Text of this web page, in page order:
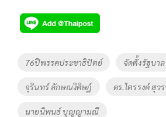
e
b
o
o
k
tt
er
p
y
Li
n
k
Tags
76ปีพรรคประชาธิปัตย์ จัดตั้งรัฐบาล
จุรินทร์ ลักษณงิศิษฏ์ ดร.ไตรรงค์ สุว
นายนิพนธ์ บุญญามณี